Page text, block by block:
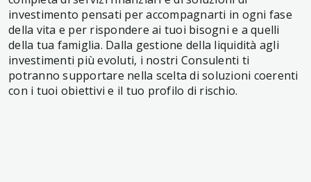
investimento pensati per accompagnarti in ogni fase
della vita e per rispondere ai tuoi bisogni e a quelli
della tua famiglia. Dalla gestione della liquidità agli
investimenti più evoluti, i nostri Consulenti ti
potranno supportare nella scelta di soluzioni coerenti
con i tuoi obiettivi e il tuo profilo di rischio.